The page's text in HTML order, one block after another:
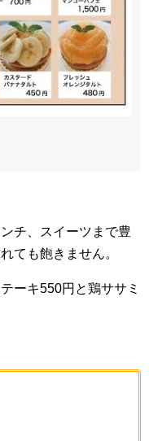
チ、スイーツまで豊
ても飽きません。
ーキ550円と鶏ササミ